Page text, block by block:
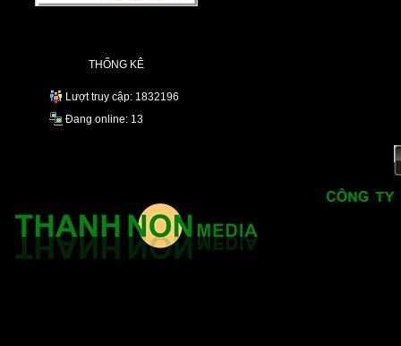
THỐNG KÊ
Lượt truy cập: 1832196
Đang online: 13